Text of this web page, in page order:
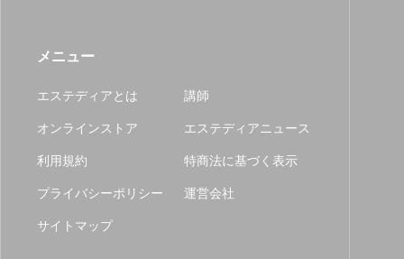
メニュー
エステディアとは 講師
オンラインストア エステディアニュース
利用規約 特商法に基づく表示
プライバシーポリシー 運営会社
サイトマップ